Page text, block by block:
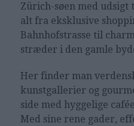
Zürich-søen med udsigt
alt fra eksklusive
Bahnhofstrasse til
stræder i den gamle
Her finder man
kunstgallerier og
side med hyggelige
Med sine rene gader,